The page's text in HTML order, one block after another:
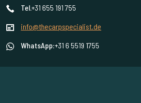
Tel.+31 655 191 755
info@thecarpspecialist.de
WhatsApp:+31 6 5519 1755